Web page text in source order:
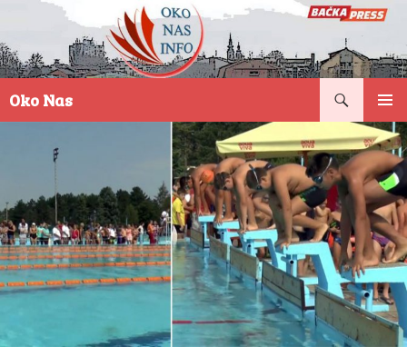
Oko Nas
SADRŽAJ